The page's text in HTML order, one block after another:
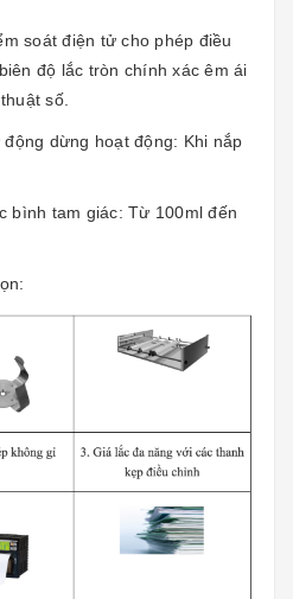
soát điện tử cho phép điều
độ lắc tròn chính xác êm ái
số.
dừng hoạt động: Khi nắp
bình tam giác: Từ 100ml đến